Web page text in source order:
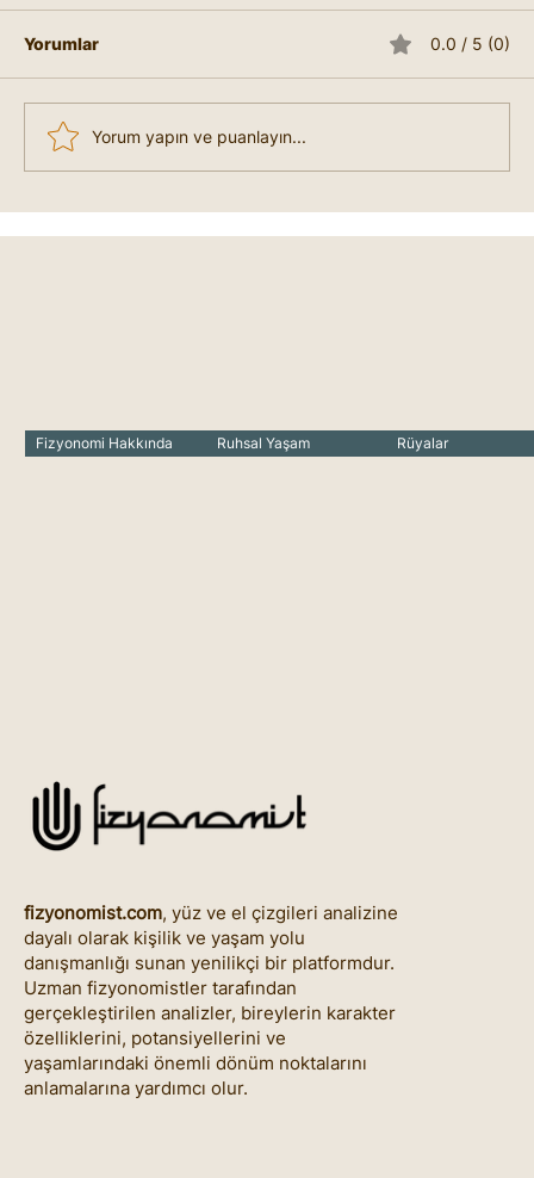
Fizyonomi Hakkında Ruhsal Yaşam Rüyalar
Yorumlar 0.0 / 5 (0)
Yorum yapın ve puanlayın...
fizyonomist.com, yüz ve el çizgileri analizine
dayalı olarak kişilik ve yaşam yolu
danışmanlığı sunan yenilikçi bir platformdur.
Uzman fizyonomistler tarafından
gerçekleştirilen analizler, bireylerin karakter
özelliklerini, potansiyellerini ve
yaşamlarındaki önemli dönüm noktalarını
anlamalarına yardımcı olur.